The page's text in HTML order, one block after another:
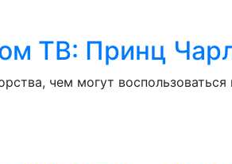
ТВ: Принц
чем могут